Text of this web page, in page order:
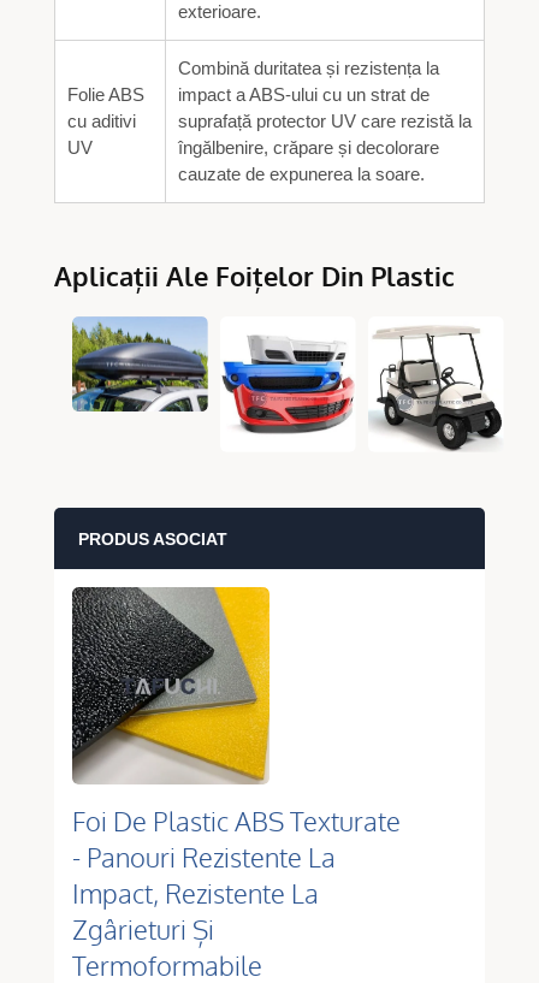
exterioare.
Folie ABS
cu aditivi
UV
Combină duritatea și rezistența la
impact a ABS-ului cu un strat de
suprafață protector UV care rezistă la
îngălbenire, crăpare și decolorare
cauzate de expunerea la soare.
Aplicații Ale Foițelor Din Plastic
PRODUS ASOCIAT
Foi De Plastic ABS Texturate
- Panouri Rezistente La
Impact, Rezistente La
Zgârieturi Și
Termoformabile